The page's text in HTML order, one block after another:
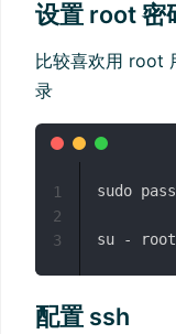
设置 root 密
比较喜欢用 root
录
sudo
1
2
3
配置 ssh